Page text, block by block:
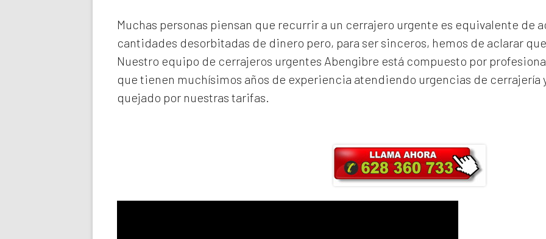
Muchas personas piensan que recurrir a un cerrajero urgente es equivalente de
cantidades desorbitadas de dinero pero, para ser sinceros, hemos de aclarar
Nuestro equipo de cerrajeros urgentes Abengibre está compuesto por
que tienen muchísimos años de experiencia atendiendo urgencias de cerrajería
quejado por nuestras tarifas.